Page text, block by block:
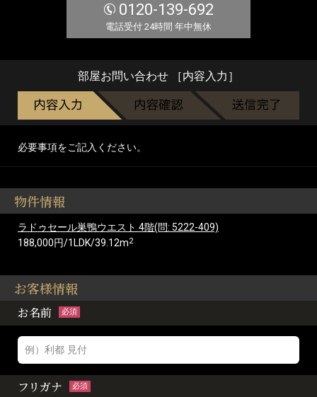
0120-139-692
電話受付 24時間 年中無休
部屋お問い合わせ ［内容入力］
必要事項をご記入ください。
物件情報
ラドゥセール巣鴨ウエスト 4階(問: 5222-409)
188,000円/1LDK/39.12m2
お客様情報
お名前 必須
フリガナ 必須